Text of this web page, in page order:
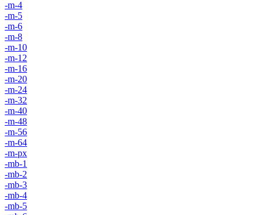
-m-4
-m-5
-m-6
-m-8
-m-10
-m-12
-m-16
-m-20
-m-24
-m-32
-m-40
-m-48
-m-56
-m-64
-m-px
-mb-1
-mb-2
-mb-3
-mb-4
-mb-5